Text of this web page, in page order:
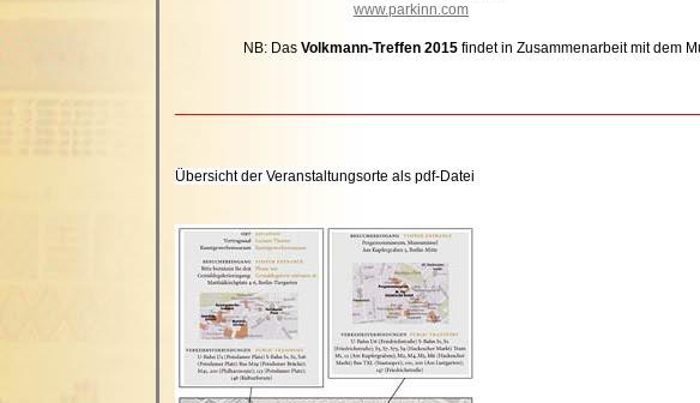
www.parkinn.com
NB: Das Volkmann-Treffen 2015 findet in Zusammenarbeit mit dem
Übersicht der Veranstaltungsorte als pdf-Datei